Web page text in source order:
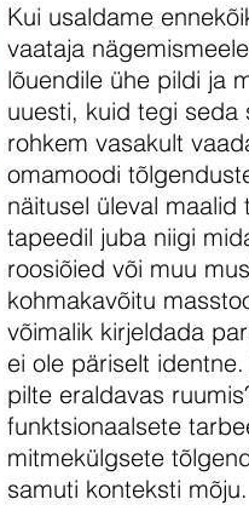
Kui usaldame
vaataja
lõuendile ühe pildi ja
uuesti, kuid tegi seda
rohkem vasakult
omamoodi
näitusel üleval
tapeedil juba niigi
roosiõied või muu
kohmakavõitu
võimalik kirjeldada
ei ole päriselt
pilte eraldavas
funktsionaalsete
mitmekülgsete
samuti konteksti mõju.